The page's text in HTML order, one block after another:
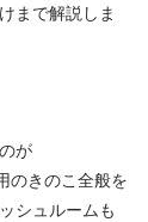
まで解説しま
が
のきのこ全般を
シュルームも